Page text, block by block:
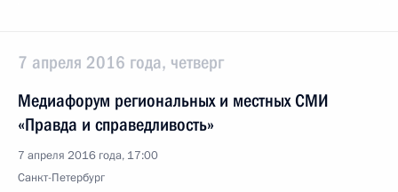
7 апреля 2016 года, четверг
Медиафорум региональных и местных СМИ
«Правда и справедливость»
7 апреля 2016 года, 17:00
Санкт-Петербург